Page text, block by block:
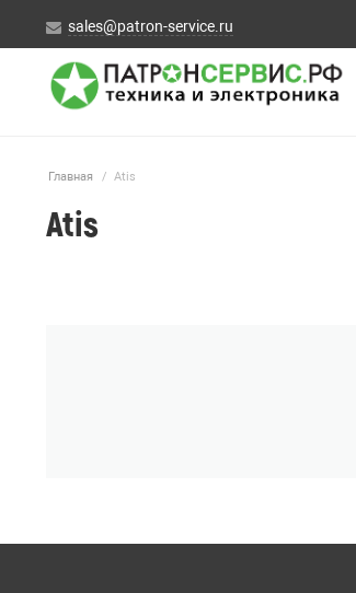
sales@patron-service.ru
Главная / Atis
Atis